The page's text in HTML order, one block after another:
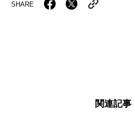
SHARE
関連記事